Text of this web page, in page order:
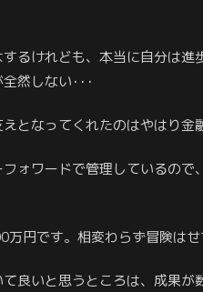
るけれども、本当に自分は
然しない･･･
となってくれたのはやはり金
ォワードで管理しているの
円です。相変わらず冒険は
良いと思うところは、成果が